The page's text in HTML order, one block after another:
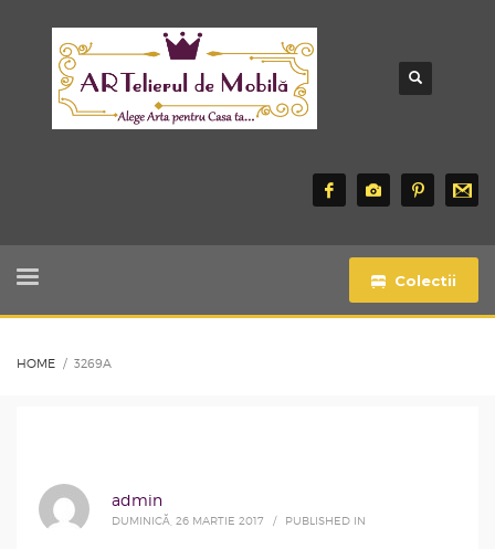
Colectii
HOME 3269A
admin
DUMINICĂ, 26 MARTIE 2017 / PUBLISHED IN